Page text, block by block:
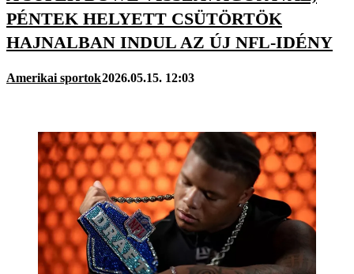
PÉNTEK HELYETT CSÜTÖRTÖK
HAJNALBAN INDUL AZ ÚJ NFL-IDÉNY
Amerikai sportok2026.05.15. 12:03